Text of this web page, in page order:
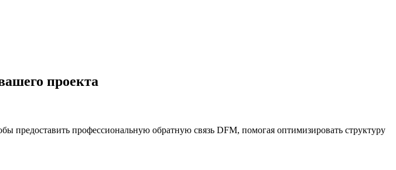
проекта
предоставить профессиональную обратную связь DFM, помогая оптимизировать структуру